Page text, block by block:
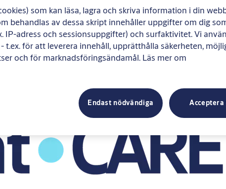
som kan läsa, lagra och skriva information i din
behandlas av dessa skript innehåller uppgifter om dig
IP-adress och sessionsuppgifter) och surfaktivitet. Vi
för att leverera innehåll, upprätthålla säkerheten,
och för marknadsföringsändamål. Läs mer om
Endast nödvändiga Acceptera